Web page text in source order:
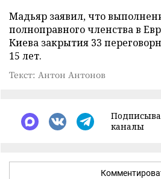
Мадьяр заявил, что
полноправного членства в
Киева закрытия 33
15 лет.
Текст: Антон Антонов
каналы